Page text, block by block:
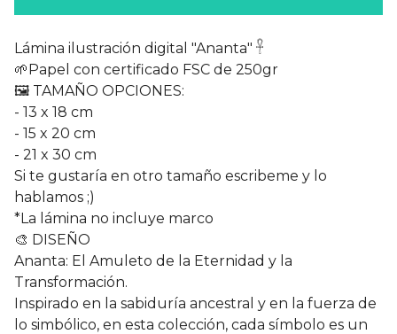
Lámina ilustración digital "Ananta" 𓋹
🌱Papel con certificado FSC de 250gr
🖼️ TAMAÑO OPCIONES:
- 13 x 18 cm
- 15 x 20 cm
- 21 x 30 cm
Si te gustaría en otro tamaño escribeme y lo
hablamos ;)
*La lámina no incluye marco
🎨 DISEÑO
Ananta: El Amuleto de la Eternidad y la
Transformación.
Inspirado en la sabiduría ancestral y en la fuerza de
lo simbólico, en esta colección, cada símbolo es un